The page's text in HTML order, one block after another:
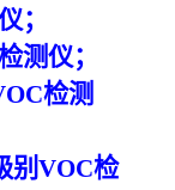
；
测仪；
检测
别VOC检